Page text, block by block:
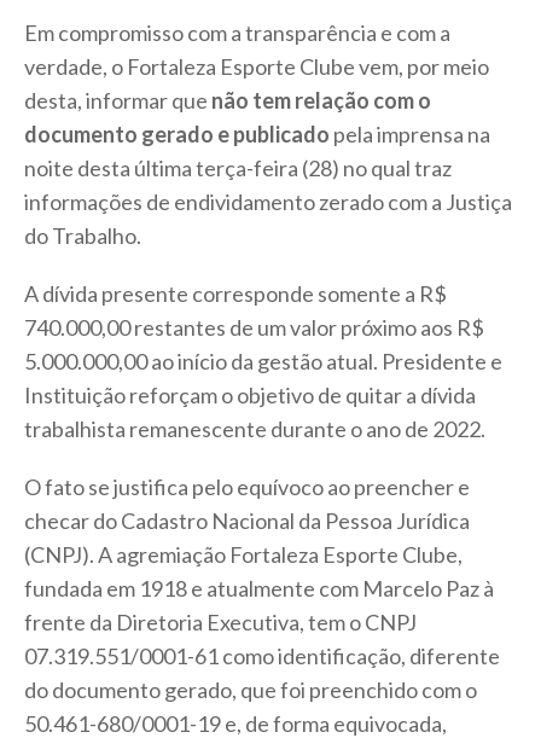
Em compromisso com a transparência e com a
verdade, o Fortaleza Esporte Clube vem, por meio
desta, informar que não tem relação com o
documento gerado e publicado pela imprensa na
noite desta última terça-feira (28) no qual traz
informações de endividamento zerado com a Justiça
do Trabalho.
A dívida presente corresponde somente a R$
740.000,00 restantes de um valor próximo aos R$
5.000.000,00 ao início da gestão atual. Presidente e
Instituição reforçam o objetivo de quitar a dívida
trabalhista remanescente durante o ano de 2022.
O fato se justifica pelo equívoco ao preencher e
checar do Cadastro Nacional da Pessoa Jurídica
(CNPJ). A agremiação Fortaleza Esporte Clube,
fundada em 1918 e atualmente com Marcelo Paz à
frente da Diretoria Executiva, tem o CNPJ
07.319.551/0001-61 como identificação, diferente
do documento gerado, que foi preenchido com o
50.461-680/0001-19 e, de forma equivocada,